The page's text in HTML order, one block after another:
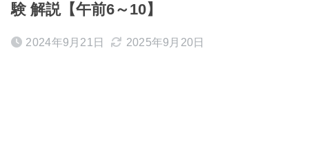
験 解説【午前6～10】
2024年9月21日 2025年9月20日